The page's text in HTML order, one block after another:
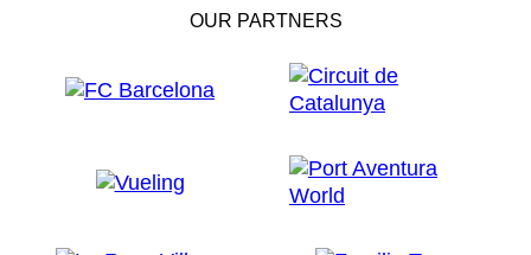
OUR PARTNERS